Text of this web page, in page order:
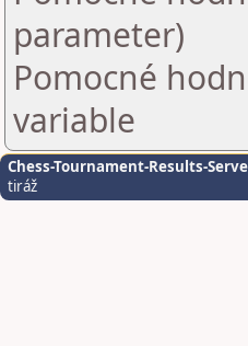
parameter)
Pomocné
variable
Chess-Tournament-Results-
tiráž